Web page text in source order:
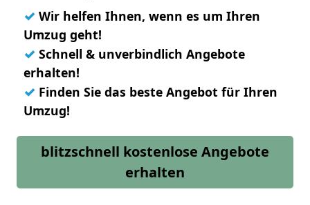
✓ Wir helfen Ihnen, wenn es um Ihren
Umzug geht!
✓ Schnell & unverbindlich Angebote
erhalten!
✓ Finden Sie das beste Angebot für Ihren
Umzug!
blitzschnell kostenlose Angebote
erhalten